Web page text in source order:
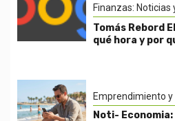
Finanzas: Noticias
Tomás Rebord
qué hora y por
Emprendimiento y
Noti-